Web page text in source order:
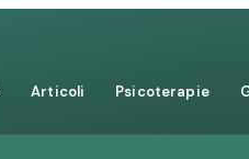
Articoli Psicoterapie